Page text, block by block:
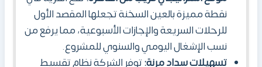
نقطة مميزة بالعين السخنة تجعلها المقصد الأول
للرحلات السريعة والإجازات الأسبوعية، مما يرفع من
نسب الإشغال اليومي والسنوي للمشروع.
تسهيلات سداد مرنة:توفر الشركة نظام تقسيط